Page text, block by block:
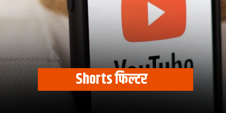
Shorts फिल्टर